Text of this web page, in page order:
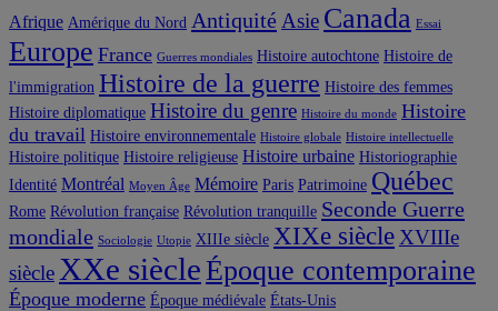
Afrique Amérique du Nord Antiquité Asie Canada Essai
Europe France Guerres mondiales Histoire autochtone Histoire de
l'immigration Histoire de la guerre Histoire des femmes
Histoire diplomatique Histoire du genre Histoire du monde Histoire
du travail Histoire environnementale Histoire globale Histoire intellectuelle
Histoire politique Histoire religieuse Histoire urbaine Historiographie
Identité Montréal Moyen Âge Mémoire Paris Patrimoine Québec
Rome Révolution française Révolution tranquille Seconde Guerre
mondiale Sociologie Utopie XIIIe siècle XIXe siècle XVIIIe
siècle XXe siècle Époque contemporaine
Époque moderne Époque médiévale États-Unis